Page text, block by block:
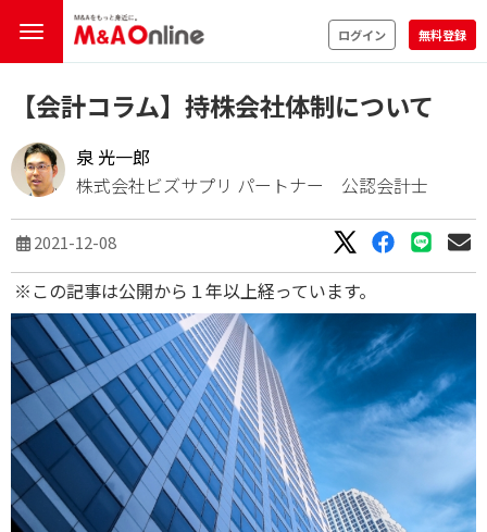
ログイン 無料登録
【会計コラム】持株会社体制について
泉 光一郎
株式会社ビズサプリ パートナー 公認会計士
2021-12-08
※この記事は公開から１年以上経っています。